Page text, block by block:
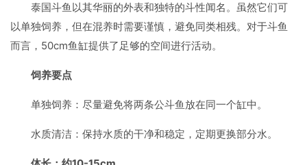
泰国斗鱼以其华丽的外表和独特的斗性闻名。虽然它们可
以单独饲养，但在混养时需要谨慎，避免同类相残。对于斗鱼
而言，50cm鱼缸提供了足够的空间进行活动。
饲养要点
单独饲养：尽量避免将两条公斗鱼放在同一个缸中。
水质清洁：保持水质的干净和稳定，定期更换部分水。